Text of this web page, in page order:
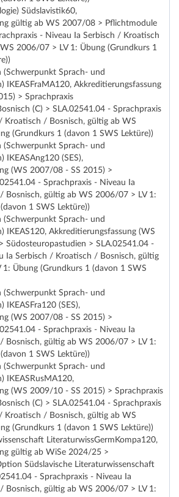
Südslavistik60,
gültig ab WS 2007/08 > Pflichtmodule
- Niveau Ia Serbisch / Kroatisch
2006/07 > LV 1: Übung (Grundkurs 1
(Schwerpunkt Sprach- und
IKEASFraMA120, Akkreditierungsfassung
> Sprachpraxis
(C) > SLA.02541.04 - Sprachpraxis
Kroatisch / Bosnisch, gültig ab WS
(Grundkurs 1 (davon 1 SWS Lektüre))
(Schwerpunkt Sprach- und
IKEASAng120 (SES),
(WS 2007/08 - SS 2015) >
- Sprachpraxis - Niveau Ia
Bosnisch, gültig ab WS 2006/07 > LV 1:
1 SWS Lektüre))
(Schwerpunkt Sprach- und
IKEAS120, Akkreditierungsfassung (WS
Südosteuropastudien > SLA.02541.04 -
Ia Serbisch / Kroatisch / Bosnisch, gültig
Übung (Grundkurs 1 (davon 1 SWS
(Schwerpunkt Sprach- und
IKEASFra120 (SES),
(WS 2007/08 - SS 2015) >
- Sprachpraxis - Niveau Ia
Bosnisch, gültig ab WS 2006/07 > LV 1:
1 SWS Lektüre))
(Schwerpunkt Sprach- und
IKEASRusMA120,
(WS 2009/10 - SS 2015) > Sprachpraxis
(C) > SLA.02541.04 - Sprachpraxis
Kroatisch / Bosnisch, gültig ab WS
(Grundkurs 1 (davon 1 SWS Lektüre))
LiteraturwissGermKompa120,
gültig ab WiSe 2024/25 >
Südslavische Literaturwissenschaft
- Sprachpraxis - Niveau Ia
Bosnisch, gültig ab WS 2006/07 > LV 1: